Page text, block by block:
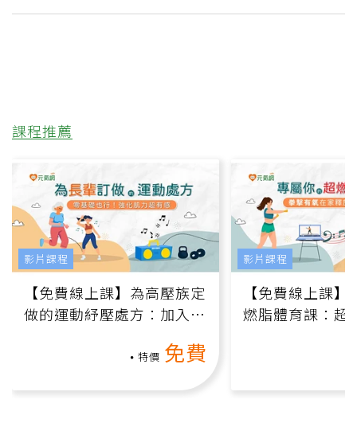
課程推薦
【免費線上課】為高壓族定
做的運動紓壓處方：加入行
特價 免費
影片課程
【免費線上課
燃脂體育課：超
影片課程